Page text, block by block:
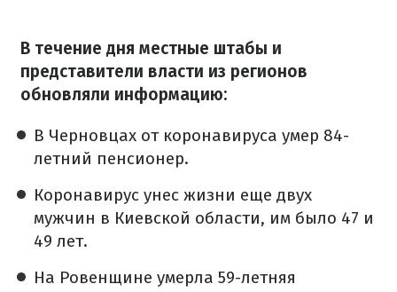
В течение дня местные штабы и
представители власти из регионов
обновляли информацию:
В Черновцах от коронавируса умер 84-
летний пенсионер.
Коронавирус унес жизни еще двух
мужчин в Киевской области, им было 47 и
49 лет.
На Ровенщине умерла 59-летняя